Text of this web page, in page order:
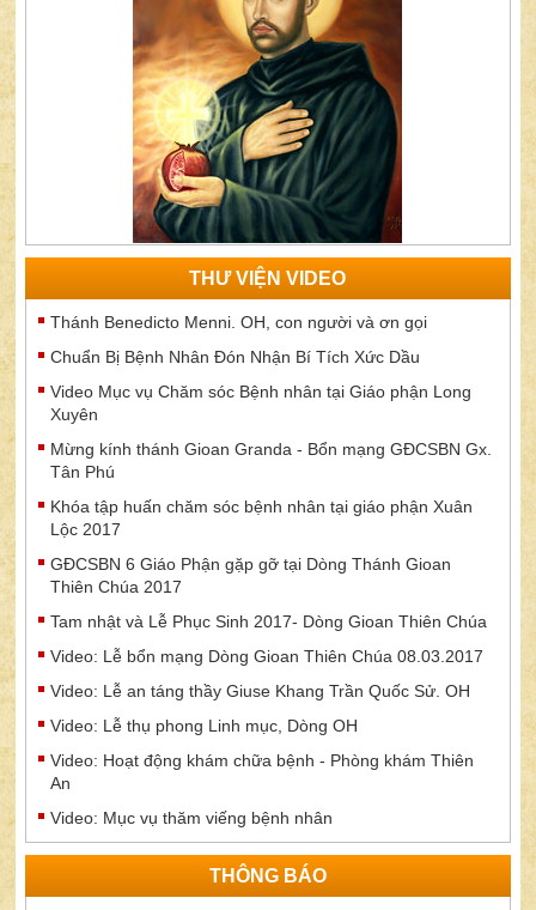
THƯ VIỆN VIDEO
Thánh Benedicto Menni. OH, con người và ơn gọi
Chuẩn Bị Bệnh Nhân Đón Nhận Bí Tích Xức Dầu
Video Mục vụ Chăm sóc Bệnh nhân tại Giáo phận Long
Xuyên
Mừng kính thánh Gioan Granda - Bổn mạng GĐCSBN Gx.
Tân Phú
Khóa tập huấn chăm sóc bệnh nhân tại giáo phận Xuân
Lộc 2017
GĐCSBN 6 Giáo Phận gặp gỡ tại Dòng Thánh Gioan
Thiên Chúa 2017
Tam nhật và Lễ Phục Sinh 2017- Dòng Gioan Thiên Chúa
Video: Lễ bổn mạng Dòng Gioan Thiên Chúa 08.03.2017
Video: Lễ an táng thầy Giuse Khang Trần Quốc Sử. OH
Video: Lễ thụ phong Linh mục, Dòng OH
Video: Hoạt động khám chữa bệnh - Phòng khám Thiên
An
Video: Mục vụ thăm viếng bệnh nhân
THÔNG BÁO